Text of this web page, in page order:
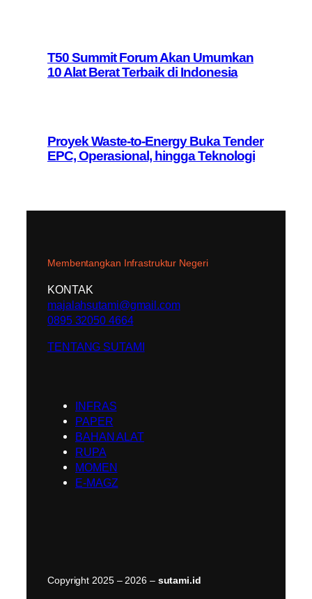
T50 Summit Forum Akan Umumkan
10 Alat Berat Terbaik di Indonesia
Proyek Waste-to-Energy Buka Tender
EPC, Operasional, hingga Teknologi
Membentangkan Infrastruktur Negeri
KONTAK
majalahsutami@gmail.com
0895 32050 4664
TENTANG SUTAMI
INFRAS
PAPER
BAHAN ALAT
RUPA
MOMEN
E-MAGZ
Copyright 2025 – 2026 – sutami.id